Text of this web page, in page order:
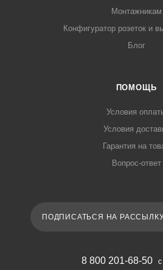
Монтажникам
Конфигуратор розеток и
Блог
ПОМОЩЬ
Условия
Условия
Гарантия на
Вопрос-ответ
ПОДПИСАТЬСЯ НА
8 800 201-68-50